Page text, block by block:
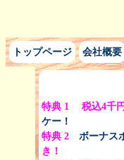
トップページ 会社概要
特典 1 税込4千
ケー！
特典 2 ボーナス
き！